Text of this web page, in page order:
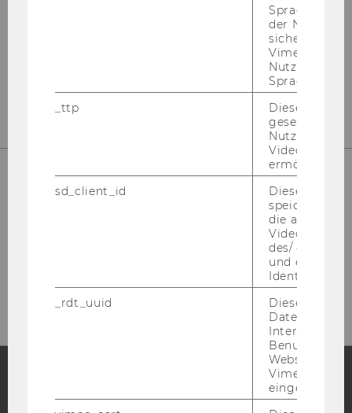
FacebookInstagramBlog
der
Vimeo in der
Nutzer
Sprache
_ttp
Dieser
gesetzt, um
Nutzung des
Videoplayers
ermöglichen
sd_client_id
Dieses Cookie
speichert
die aktuellen
des/ der
und einen
_rdt_uuid
Dieses
Daten über
Interaktionen
Websites, auf
Vimeo-Video
eingebettet